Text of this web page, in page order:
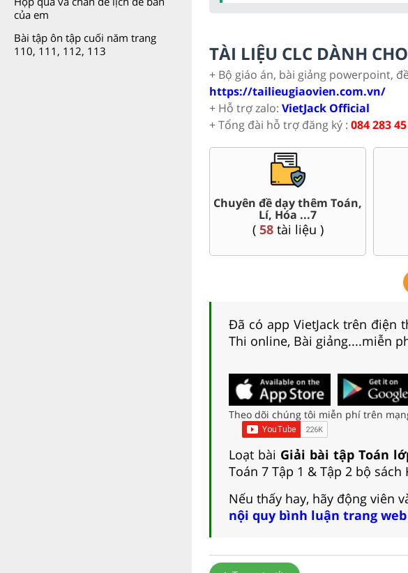
của em
Bài tập ôn tập cuối năm trang
110, 111, 112, 113
TÀI LIỆU CLC DÀNH
+ Bộ giáo án, bài giảng powerpoint,
https://tailieugiaovien.com.vn/
+ Hỗ trợ zalo: VietJack Official
+ Tổng đài hỗ trợ đăng ký : 084 283
Trắc nghiệm đúng sai 7 Đề thi giữa kì, cuối kì 7
(167tài liệu )
Đã có app VietJack trên điện
Thi online, Bài giảng....miễn
Theo dõi chúng tôi miễn phí trên
Loạt bài Giải bài tập Toán
Toán 7 Tập 1 & Tập 2 bộ
Nếu thấy hay, hãy động viên
nội quy bình luận trang web